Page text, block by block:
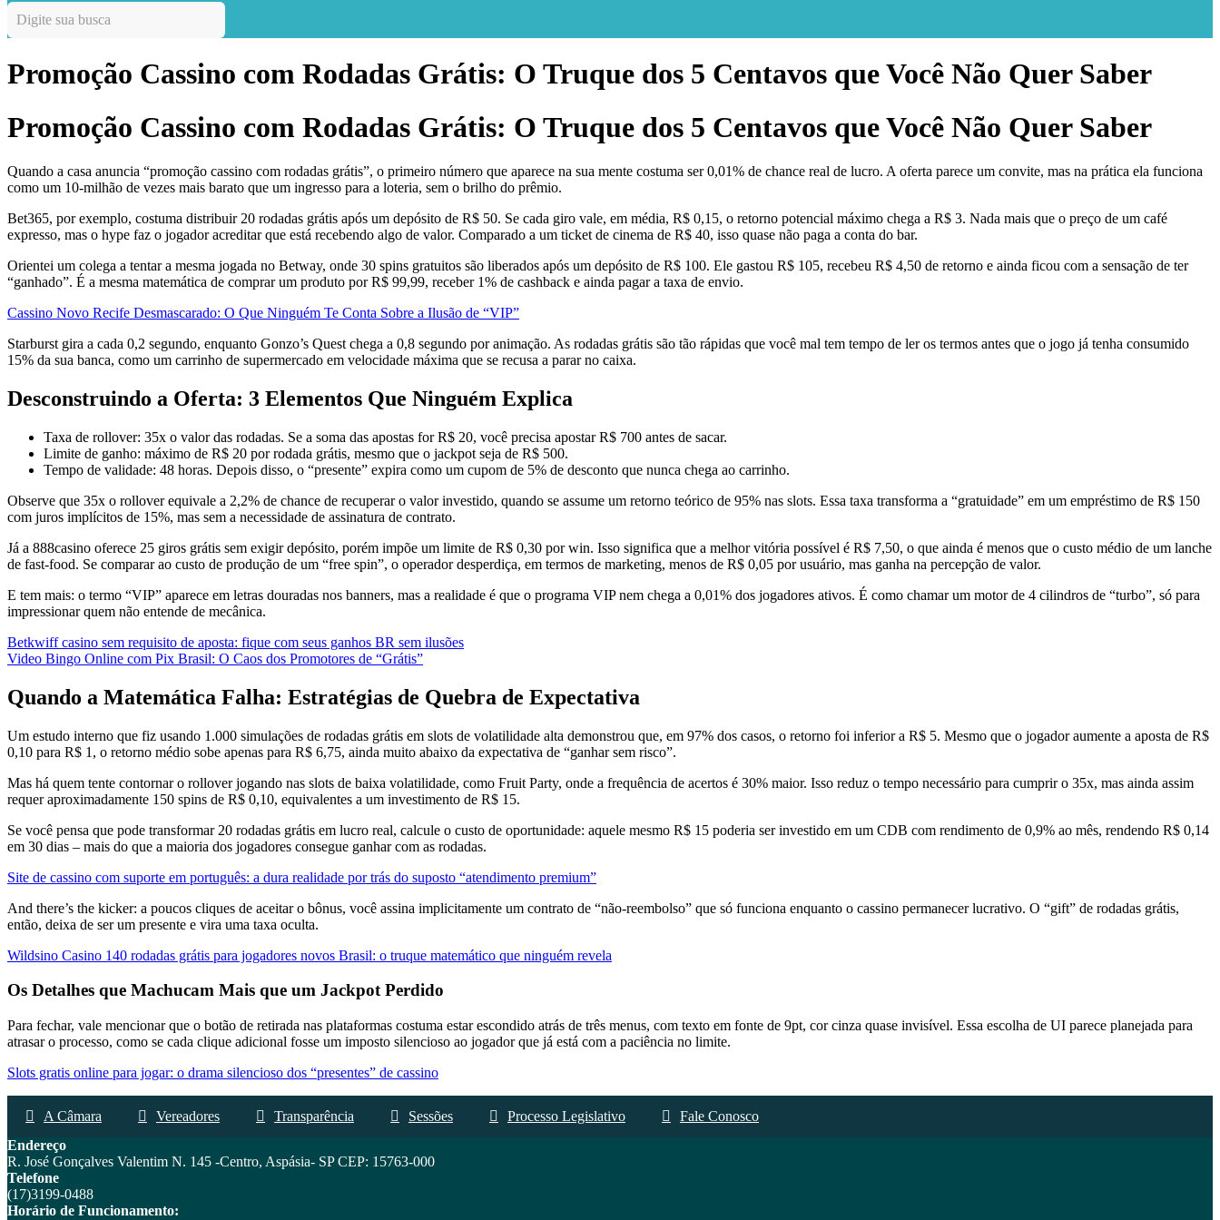
Promoção Cassino com Rodadas Grátis: O Truque dos 5 Centavos que Você Não Quer Saber
Promoção Cassino com Rodadas Grátis: O Truque dos 5 Centavos que Você Não Quer Saber
Quando a casa anuncia “promoção cassino com rodadas grátis”, o primeiro número que aparece na sua mente costuma ser 0,01% de chance real de lucro. A oferta parece um convite, mas na prática ela funciona
como um 10‑milhão de vezes mais barato que um ingresso para a loteria, sem o brilho do prêmio.
Bet365, por exemplo, costuma distribuir 20 rodadas grátis após um depósito de R$ 50. Se cada giro vale, em média, R$ 0,15, o retorno potencial máximo chega a R$ 3. Nada mais que o preço de um café
expresso, mas o hype faz o jogador acreditar que está recebendo algo de valor. Comparado a um ticket de cinema de R$ 40, isso quase não paga a conta do bar.
Orientei um colega a tentar a mesma jogada no Betway, onde 30 spins gratuitos são liberados após um depósito de R$ 100. Ele gastou R$ 105, recebeu R$ 4,50 de retorno e ainda ficou com a sensação de ter
“ganhado”. É a mesma matemática de comprar um produto por R$ 99,99, receber 1% de cashback e ainda pagar a taxa de envio.
Cassino Novo Recife Desmascarado: O Que Ninguém Te Conta Sobre a Ilusão de “VIP”
Starburst gira a cada 0,2 segundo, enquanto Gonzo’s Quest chega a 0,8 segundo por animação. As rodadas grátis são tão rápidas que você mal tem tempo de ler os termos antes que o jogo já tenha consumido
15% da sua banca, como um carrinho de supermercado em velocidade máxima que se recusa a parar no caixa.
Desconstruindo a Oferta: 3 Elementos Que Ninguém Explica
Taxa de rollover: 35x o valor das rodadas. Se a soma das apostas for R$ 20, você precisa apostar R$ 700 antes de sacar.
Limite de ganho: máximo de R$ 20 por rodada grátis, mesmo que o jackpot seja de R$ 500.
Tempo de validade: 48 horas. Depois disso, o “presente” expira como um cupom de 5% de desconto que nunca chega ao carrinho.
Observe que 35x o rollover equivale a 2,2% de chance de recuperar o valor investido, quando se assume um retorno teórico de 95% nas slots. Essa taxa transforma a “gratuidade” em um empréstimo de R$ 150
com juros implícitos de 15%, mas sem a necessidade de assinatura de contrato.
Já a 888casino oferece 25 giros grátis sem exigir depósito, porém impõe um limite de R$ 0,30 por win. Isso significa que a melhor vitória possível é R$ 7,50, o que ainda é menos que o custo médio de um lanche
de fast‑food. Se comparar ao custo de produção de um “free spin”, o operador desperdiça, em termos de marketing, menos de R$ 0,05 por usuário, mas ganha na percepção de valor.
E tem mais: o termo “VIP” aparece em letras douradas nos banners, mas a realidade é que o programa VIP nem chega a 0,01% dos jogadores ativos. É como chamar um motor de 4 cilindros de “turbo”, só para
impressionar quem não entende de mecânica.
Betkwiff casino sem requisito de aposta: fique com seus ganhos BR sem ilusões
Video Bingo Online com Pix Brasil: O Caos dos Promotores de “Grátis”
Quando a Matemática Falha: Estratégias de Quebra de Expectativa
Um estudo interno que fiz usando 1.000 simulações de rodadas grátis em slots de volatilidade alta demonstrou que, em 97% dos casos, o retorno foi inferior a R$ 5. Mesmo que o jogador aumente a aposta de R$
0,10 para R$ 1, o retorno médio sobe apenas para R$ 6,75, ainda muito abaixo da expectativa de “ganhar sem risco”.
Mas há quem tente contornar o rollover jogando nas slots de baixa volatilidade, como Fruit Party, onde a frequência de acertos é 30% maior. Isso reduz o tempo necessário para cumprir o 35x, mas ainda assim
requer aproximadamente 150 spins de R$ 0,10, equivalentes a um investimento de R$ 15.
Se você pensa que pode transformar 20 rodadas grátis em lucro real, calcule o custo de oportunidade: aquele mesmo R$ 15 poderia ser investido em um CDB com rendimento de 0,9% ao mês, rendendo R$ 0,14
em 30 dias – mais do que a maioria dos jogadores consegue ganhar com as rodadas.
Site de cassino com suporte em português: a dura realidade por trás do suposto “atendimento premium”
And there’s the kicker: a poucos cliques de aceitar o bônus, você assina implicitamente um contrato de “não‑reembolso” que só funciona enquanto o cassino permanecer lucrativo. O “gift” de rodadas grátis,
então, deixa de ser um presente e vira uma taxa oculta.
Wildsino Casino 140 rodadas grátis para jogadores novos Brasil: o truque matemático que ninguém revela
Os Detalhes que Machucam Mais que um Jackpot Perdido
Para fechar, vale mencionar que o botão de retirada nas plataformas costuma estar escondido atrás de três menus, com texto em fonte de 9pt, cor cinza quase invisível. Essa escolha de UI parece planejada para
atrasar o processo, como se cada clique adicional fosse um imposto silencioso ao jogador que já está com a paciência no limite.
Slots gratis online para jogar: o drama silencioso dos “presentes” de cassino
A Câmara Vereadores Transparência Sessões Processo Legislativo
Fale Conosco
Endereço
R. José Gonçalves Valentim N. 145 -Centro, Aspásia- SP CEP: 15763-000
Telefone
(17)3199-0488
Horário de Funcionamento: